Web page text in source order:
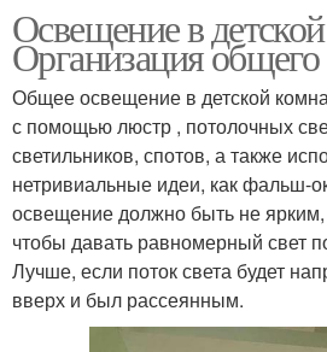
Освещение в
Организация
Общее освещение в детской
с помощью люстр , потолочных
светильников, спотов, а также
нетривиальные идеи, как фальш-
освещение должно быть не
чтобы давать равномерный свет
Лучше, если поток света будет
вверх и был рассеянным.